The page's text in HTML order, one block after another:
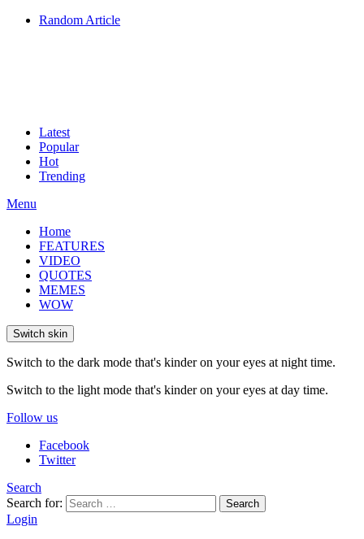
Random Article
Latest
Popular
Hot
Trending
Menu
Home
FEATURES
VIDEO
QUOTES
MEMES
WOW
Switch skin
Switch to the dark mode that's kinder on your eyes at night time.
Switch to the light mode that's kinder on your eyes at day time.
Follow us
Facebook
Twitter
Search
Search for:
Search
Login